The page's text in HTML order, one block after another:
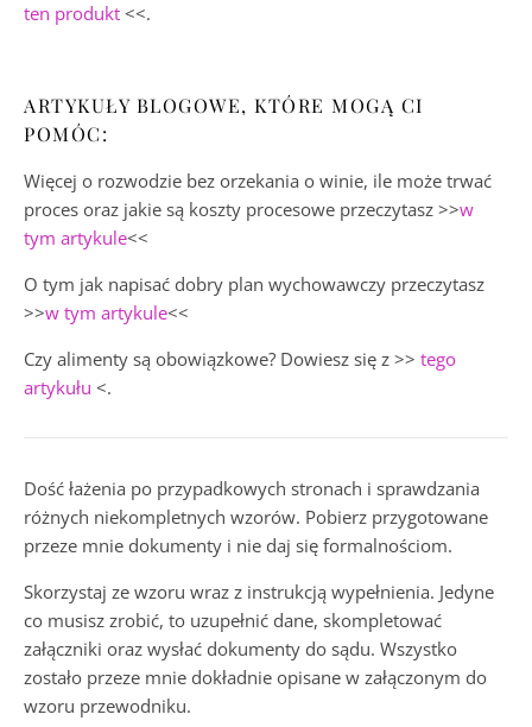
ten produkt <<.
ARTYKUŁY BLOGOWE, KTÓRE MOGĄ CI
POMÓC:
Więcej o rozwodzie bez orzekania o winie, ile może trwać
proces oraz jakie są koszty procesowe przeczytasz >>w
tym artykule<<
O tym jak napisać dobry plan wychowawczy przeczytasz
>>w tym artykule<<
Czy alimenty są obowiązkowe? Dowiesz się z >> tego
artykułu <.
Dość łażenia po przypadkowych stronach i sprawdzania
różnych niekompletnych wzorów. Pobierz przygotowane
przeze mnie dokumenty i nie daj się formalnościom.
Skorzystaj ze wzoru wraz z instrukcją wypełnienia. Jedyne
co musisz zrobić, to uzupełnić dane, skompletować
załączniki oraz wysłać dokumenty do sądu. Wszystko
zostało przeze mnie dokładnie opisane w załączonym do
wzoru przewodniku.